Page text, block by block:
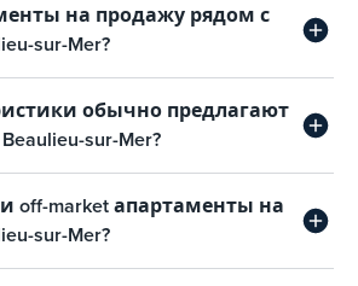
на продажу рядом с
sur-Mer?
обычно предлагают
sur-Mer?
off-market апартаменты на
sur-Mer?